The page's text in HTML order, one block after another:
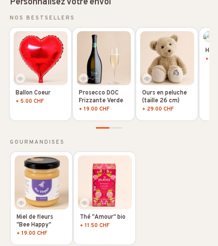
NOS BESTSELLERS
Ballon Coeur
+ 5.00 CHF
Prosecco DOC
Frizzante Verde
+ 19.00 CHF
Ours en peluche
(taille 26 cm)
+ 29.00 CHF
+
GOURMANDISES
Miel de fleurs
"Bee Happy"
+ 19.00 CHF
Thé "Amour" bio
+ 11.50 CHF